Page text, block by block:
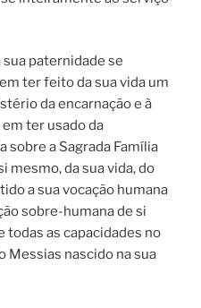
sua paternidade se
ter feito da sua vida um
da encarnação e à
ter usado da
sobre a Sagrada Família
mesmo, da sua vida, do
a sua vocação humana
sobre-humana de si
todas as capacidades no
Messias nascido na sua